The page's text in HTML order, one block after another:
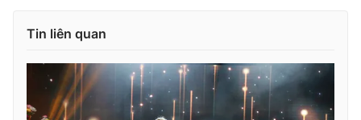
VTV Money VTV Thể thao
VTV Sức khoẻ Bất động sản
Tin liên quan